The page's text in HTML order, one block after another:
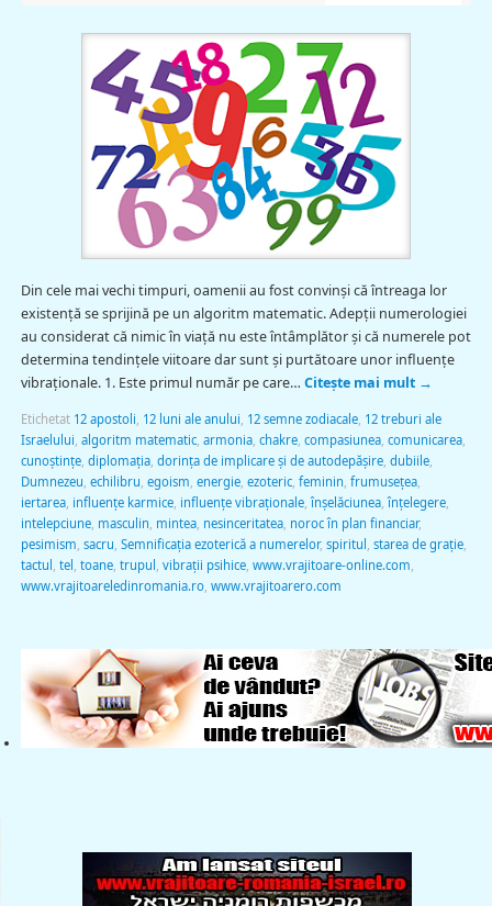
Din cele mai vechi timpuri, oamenii au fost convinşi că întreaga lor
existenţă se sprijină pe un algoritm matematic. Adepţii numerologiei
au considerat că nimic în viaţă nu este întâmplător şi că numerele pot
determina tendinţele viitoare dar sunt şi purtătoare unor influenţe
vibraţionale. 1. Este primul număr pe care… Citește mai mult →
Etichetat 12 apostoli 12 luni ale anului 12 semne zodiacale, 12 treburi ale
Israelului algoritm matematic, armonia, chakre, compasiunea, comunicarea,
cunoştinţe, diplomaţia, dorinţa de implicare şi de autodepăşire, dubiile,
Dumnezeu echilibru egoism energie, ezoteric, feminin frumuseţea,
iertarea, influenţe karmice, influenţe vibraţionale,înşelăciunea,înţelegere,
intelepciune, masculin mintea, nesinceritatea, noroc în plan financiar,
pesimism sacru Semnificaţia ezoterică a numerelor, spiritul starea de graţie,
tactul
tel toane, trupul vibraţii psihice, www.vrajitoare-online.com
www.vrajitoareledinromania.ro, www.vrajitoarero.com